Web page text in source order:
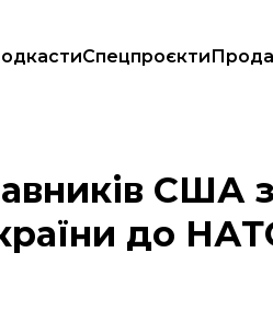
Спецпроєкти
до НАТО
США
до